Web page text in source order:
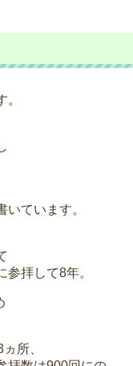
ています。
拝して8年。
所、